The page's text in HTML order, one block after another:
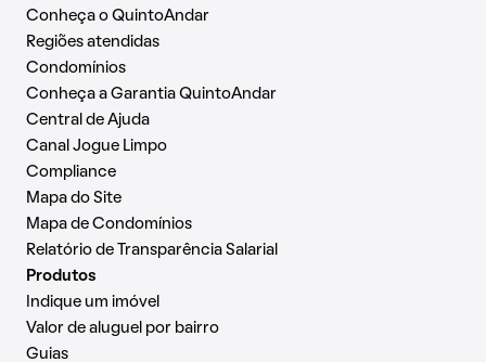
Conheça o QuintoAndar
Regiões atendidas
Condomínios
Conheça a Garantia QuintoAndar
Central de Ajuda
Canal Jogue Limpo
Compliance
Mapa do Site
Mapa de Condomínios
Relatório de Transparência Salarial
Produtos
Indique um imóvel
Valor de aluguel por bairro
Guias